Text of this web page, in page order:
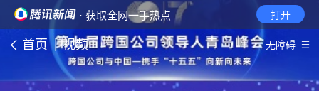
· 获取全网一手热点 打开
首页 视频 无障碍